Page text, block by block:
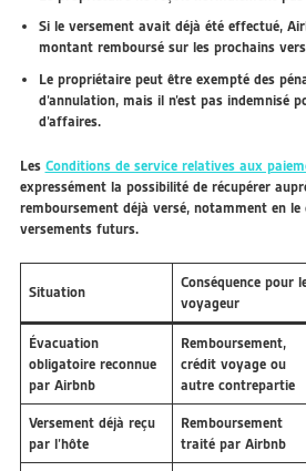
Si le versement avait déjà été effectué,
montant remboursé sur les prochains
Le propriétaire peut être exempté des
d’annulation, mais il n’est pas indemnisé
d’affaires.
Les Conditions de service relatives aux
expressément la possibilité de récupérer
remboursement déjà versé, notamment en le
versements futurs.
Situation
Conséquence pour
voyageur
Évacuation
obligatoire reconnue
par Airbnb
Remboursement,
crédit voyage ou
autre contrepartie
Versement déjà reçu
par l’hôte
Remboursement
traité par Airbnb